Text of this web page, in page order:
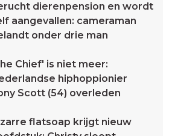
dierenpension en wordt
aangevallen: cameraman
onder drie man
Chief' is niet meer:
hiphoppionier
Scott (54) overleden
flatsoap krijgt nieuw